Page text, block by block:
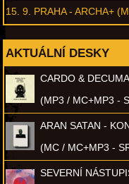
15. 9. PRAHA - ARCHA+
AKTUÁLNÍ DESKY
CARDO &
(MP3 / MC+MP3 -
ARAN SATAN -
(MC / MC+MP3 -
SEVERNÍ